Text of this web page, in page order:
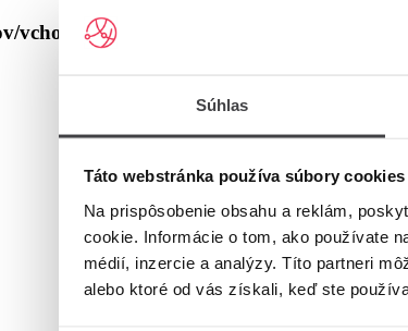
Súhlas
Táto webstránka používa súbory cookies
Na prispôsobenie obsahu a reklám,
cookie. Informácie o tom, ako používate
médií, inzercie a analýzy. Títo partneri
alebo ktoré od vás získali, keď ste
vchodov na ulici Mateja Bela v meste